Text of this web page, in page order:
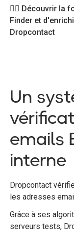
👉🏻 Découvrir la
Finder et
Dropcontact
Un
emails
interne
Dropcontact
les adresses
Grâce à ses
serveurs tests,